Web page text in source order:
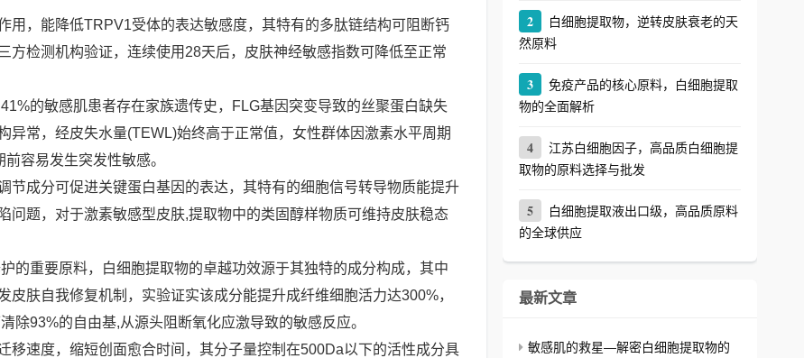
用，能降低TRPV1受体的表达敏感度，其特有的多肽链结构可阻断钙
方检测机构验证，连续使用28天后，皮肤神经敏感指数可降低至正常
的敏感肌患者存在家族遗传史，FLG基因突变导致的丝聚蛋白缺失
异常，经皮失水量(TEWL)始终高于正常值，女性群体因激素水平周期
容易发生突发性敏感。
节成分可促进关键蛋白基因的表达，其特有的细胞信号转导物质能提升
问题，对于激素敏感型皮肤,提取物中的类固醇样物质可维持皮肤稳态
的重要原料，白细胞提取物的卓越功效源于其独特的成分构成，其中
肤自我修复机制，实验证实该成分能提升成纤维细胞活力达300%，
除93%的自由基,从源头阻断氧化应激导致的敏感反应。
移速度，缩短创面愈合时间，其分子量控制在500Da以下的活性成分具
2
白细胞提取物，逆转皮肤衰老的天
然原料
3
免疫产品的核心原料，白细胞提取
物的全面解析
4
江苏白细胞因子，高品质白细胞提
取物的原料选择与批发
5
白细胞提取液出口级，高品质原料
的全球供应
最新文章
敏感肌的救星—解密白细胞提取物的